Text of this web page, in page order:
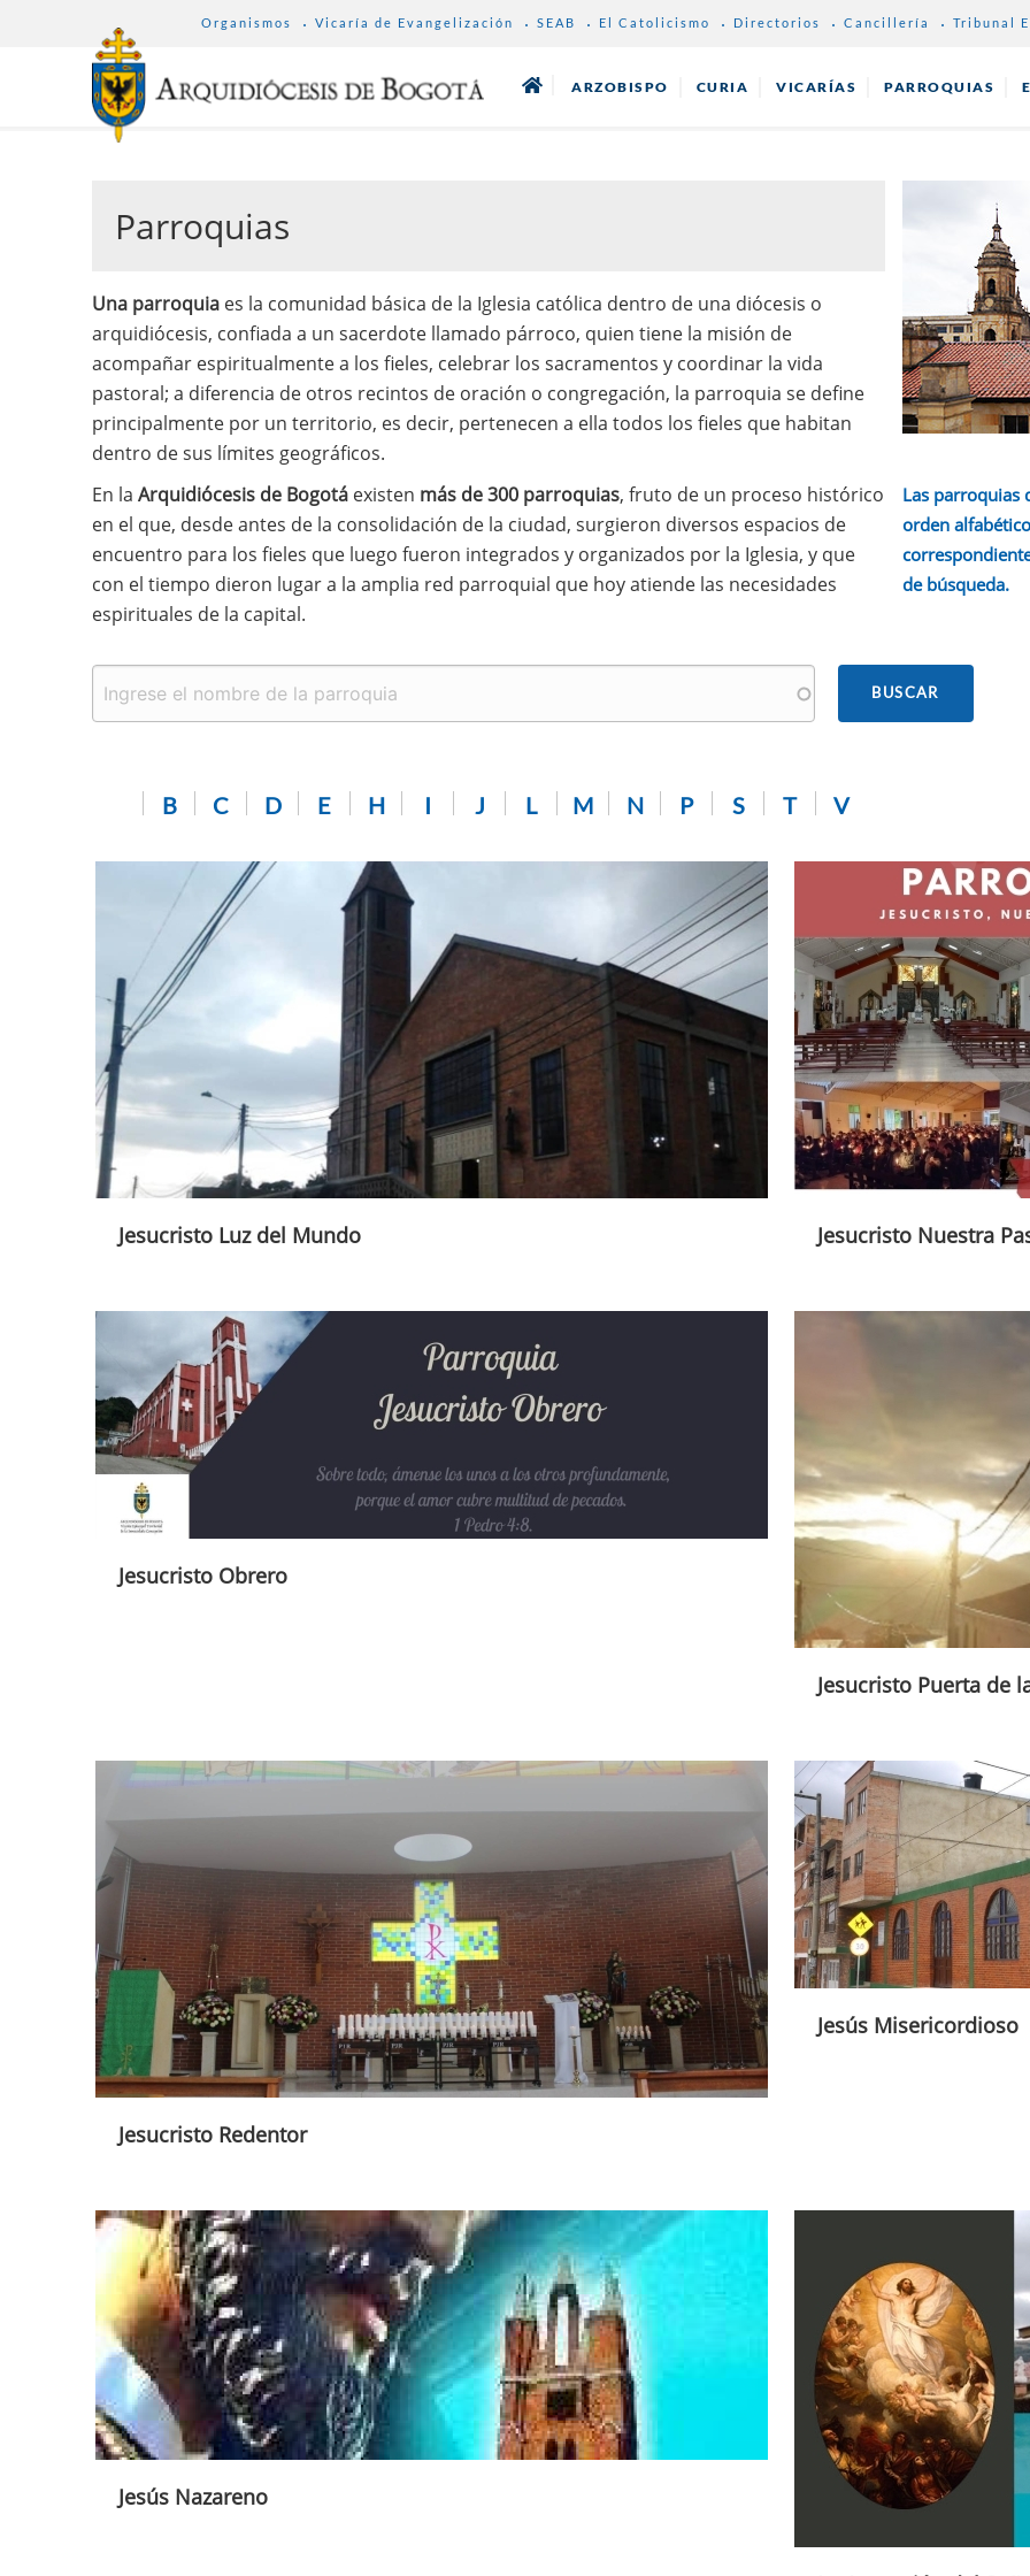
MENU
Organismos Vicaría de Evangelización SEAB El Catolicismo Directorios Cancillería Tribunal
ARZOBISPO CURIA VICARÍAS PARROQUIAS
Parroquias
Una parroquia es la comunidad básica de la Iglesia católica dentro de una diócesis o
arquidiócesis, confiada a un sacerdote llamado párroco, quien tiene la misión de
acompañar espiritualmente a los fieles, celebrar los sacramentos y coordinar la vida
pastoral; a diferencia de otros recintos de oración o congregación, la parroquia se define
principalmente por un territorio, es decir, pertenecen a ella todos los fieles que habitan
dentro de sus límites geográficos.
En la Arquidiócesis de Bogotáexisten más de 300 parroquias, fruto de un proceso histórico
en el que, desde antes de la consolidación de la ciudad, surgieron diversos espacios de
encuentro para los fieles que luego fueron integrados y organizados por la Iglesia, y que
con el tiempo dieron lugar a la amplia red parroquial que hoy atiende las necesidades
espirituales de la capital.
Las parroquias
orden
de búsqueda.
B C D E H I J L M N P S T V
Jesucristo Luz del Mundo Jesucristo Nuestra
Jesucristo Obrero
Jesucristo Puerta de
Jesucristo Redentor
Jesús Misericordioso
Jesús Nazareno